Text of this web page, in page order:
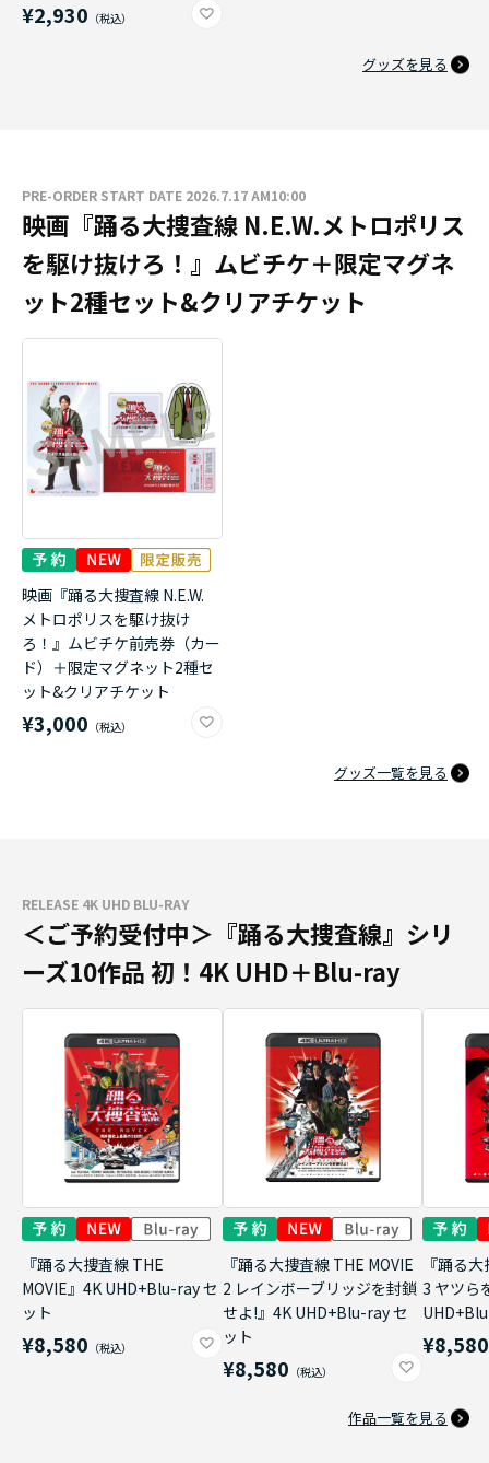
¥2,930
グッズを見る
PRE-ORDER START DATE 2026.7.17 AM10:00
映画『踊る大捜査線 N.E.W.メトロポリス
を駆け抜けろ！』ムビチケ＋限定マグネ
ット2種セット&クリアチケット
映画『踊る大捜査線 N.E.W.
メトロポリスを駆け抜け
ろ！』ムビチケ前売券（カー
ド）＋限定マグネット2種セ
ット&クリアチケット
¥3,000
グッズ一覧を見る
RELEASE 4K UHD BLU-RAY
＜ご予約受付中＞『踊る大捜査線』シリ
ーズ10作品 初！4K UHD＋Blu-ray
『踊る大捜査線 THE
MOVIE』4K UHD+Blu-ray セ
ット
¥8,580
『踊る大捜査線 THE MOVIE
2 レインボーブリッジを封鎖
せよ!』4K UHD+Blu-ray セ
ット
¥8,580
『踊る
3 ヤツら
¥8,580
作品一覧を見る